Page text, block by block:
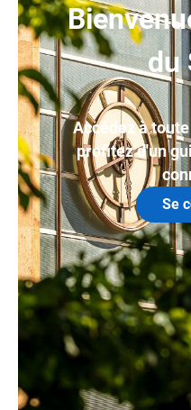
du
Accédez à
profitez d'un
Se